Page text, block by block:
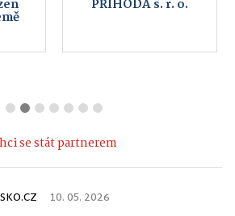
PŘÍHODA s. r. o.
se stát partnerem
10. 05. 2026